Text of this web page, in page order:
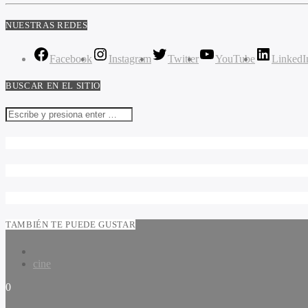
NUESTRAS REDES
Facebook Instagram Twitter YouTube
BUSCAR EN EL SITIO
TAMBIÉN TE PUEDE GUSTAR
cine
0